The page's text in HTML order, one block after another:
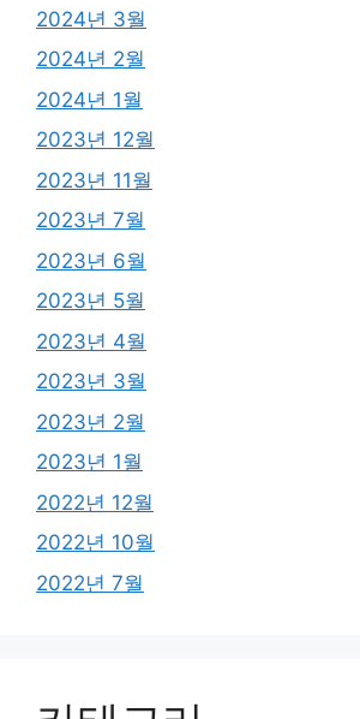
2024년 3월
2024년 2월
2024년 1월
2023년 12월
2023년 11월
2023년 7월
2023년 6월
2023년 5월
2023년 4월
2023년 3월
2023년 2월
2023년 1월
2022년 12월
2022년 10월
2022년 7월